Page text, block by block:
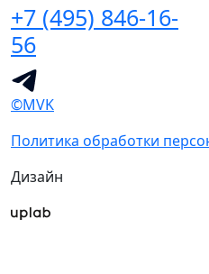
+7 (495) 846-16-
56
©MVK
Политика обработки
Дизайн